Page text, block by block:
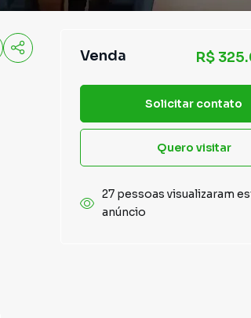
Venda R$
Solicitar contato
Quero visitar
27 pessoas visualizaram
anúncio